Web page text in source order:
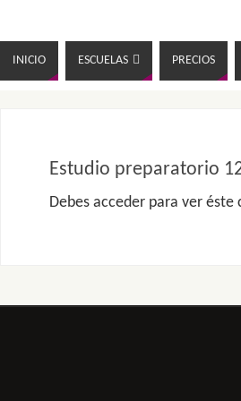
INICIO ESCUELAS PRECIOS
Estudio preparatorio
Debes acceder para ver